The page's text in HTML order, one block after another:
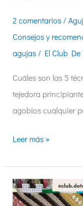
2 comentarios /
Consejos y
agujas/ El Club De
Cuáles son las 5
tejedora
agobios cualquier
Leer más »
Qué
es